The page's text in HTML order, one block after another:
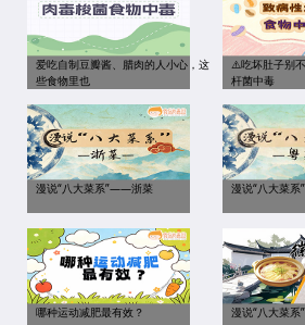
爱吃自制豆瓣酱、腊肉的人小心，这
些食物里也
⚠️吃坏肚子别
杆菌中毒
漫说“八大菜系”——浙菜 漫说“八大菜
哪种运动减肥最有效？ 漫说“八大菜